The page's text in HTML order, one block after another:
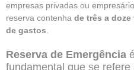
empresas privadas ou
reserva contenha de três a doze
de gastos
Reserva de Emergência
fundamental que se refere